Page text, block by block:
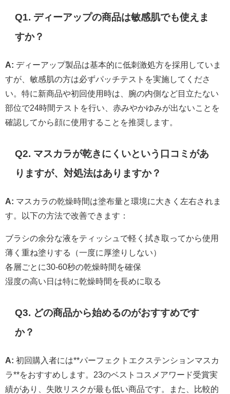
Q1. ディーアップの商品は敏感肌でも使えま
すか？
A: ディーアップ製品は基本的に低刺激処方を採用していま
すが、敏感肌の方は必ずパッチテストを実施してくださ
い。特に新商品や初回使用時は、腕の内側など目立たない
部位で24時間テストを行い、赤みやかゆみが出ないことを
確認してから顔に使用することを推奨します。
Q2. マスカラが乾きにくいという口コミがあ
りますが、対処法はありますか？
A: マスカラの乾燥時間は塗布量と環境に大きく左右されま
す。以下の方法で改善できます：
ブラシの余分な液をティッシュで軽く拭き取ってから使用
薄く重ね塗りする（一度に厚塗りしない）
各層ごとに30-60秒の乾燥時間を確保
湿度の高い日は特に乾燥時間を長めに取る
Q3. どの商品から始めるのがおすすめです
か？
A: 初回購入者には**パーフェクトエクステンションマスカ
ラ**をおすすめします。23のベストコスメアワード受賞実
績があり、失敗リスクが最も低い商品です。また、比較的